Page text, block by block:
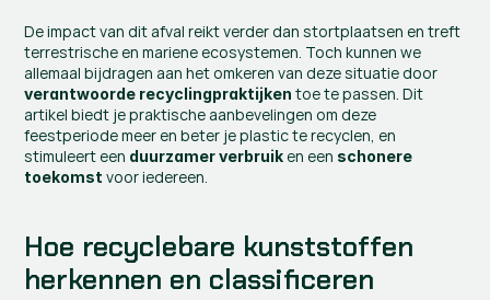
De impact van dit afval reikt verder dan stortplaatsen en treft
terrestrische en mariene ecosystemen. Toch kunnen we
verantwoorde recyclingpraktijken toe te passen. Dit
artikel biedt je praktische aanbevelingen om deze
feestperiode meer en beter je plastic te recyclen, en
stimuleert een duurzamer verbruik en een schonere
toekomst voor iedereen.
Hoe recyclebare kunststoffen
herkennen en classificeren